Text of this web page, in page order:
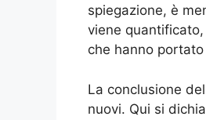
spiegazione, è
viene
che hanno
La conclusione
nuovi. Qui si